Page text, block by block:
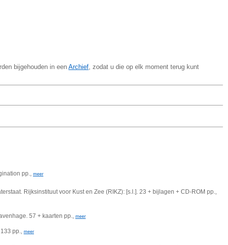
bijgehouden in een Archief, zodat u die op elk moment terug kunt
pp., meer
Rijksinstituut voor Kust en Zee (RIKZ): [s.l.]. 23 + bijlagen + CD-ROM pp.,
57 + kaarten pp., meer
pp., meer